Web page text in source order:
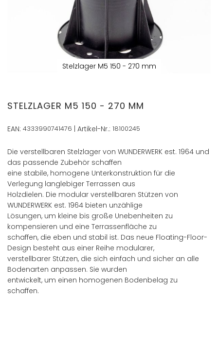
Stelzlager M5 150 - 270 mm
Bildergalerie
STELZLAGER M5 150 - 270 MM
EAN: 4333990741476 | Artikel-Nr.: 18100245
Die verstellbaren Stelzlager von WUNDERWERK est. 1964 und
das passende Zubehör schaffen
eine stabile, homogene Unterkonstruktion für die
Verlegung langlebiger Terrassen aus
Holzdielen. Die modular verstellbaren Stützen von
WUNDERWERK est. 1964 bieten unzählige
Lösungen, um kleine bis große Unebenheiten zu
kompensieren und eine Terrassenfläche zu
schaffen, die eben und stabil ist. Das neue Floating-Floor-
Design besteht aus einer Reihe modularer,
verstellbarer Stützen, die sich einfach und sicher an alle
Bodenarten anpassen. Sie wurden
entwickelt, um einen homogenen Bodenbelag zu
schaffen.